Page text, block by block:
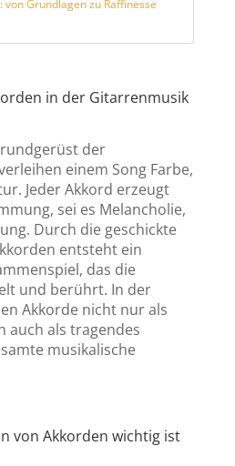
Grundlagen zu Raffinesse
in der Gitarrenmusik
der
einem Song Farbe,
Jeder Akkord erzeugt
sei es Melancholie,
Durch die geschickte
entsteht ein
das die
und berührt. In der
Akkorde nicht nur als
auch als tragendes
musikalische
von Akkorden wichtig ist